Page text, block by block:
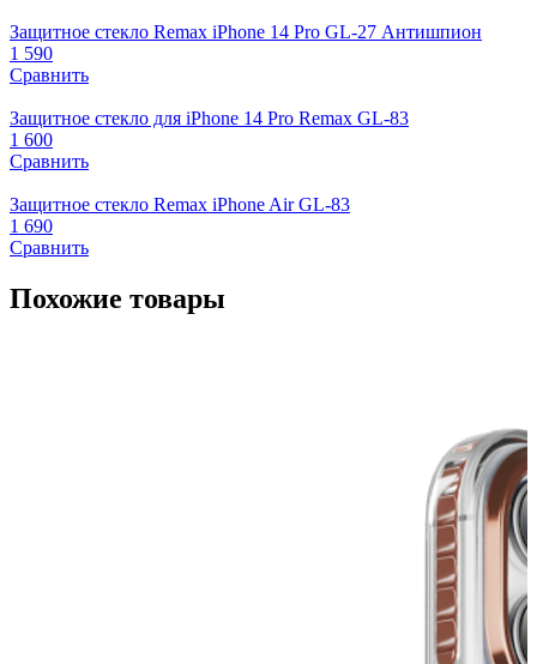
Защитное стекло Remax iPhone 14 Pro GL-27 Антишпион
1 590
Сравнить
Защитное стекло для iPhone 14 Pro Remax GL-83
1 600
Сравнить
Защитное стекло Remax iPhone Air GL-83
1 690
Сравнить
Похожие товары